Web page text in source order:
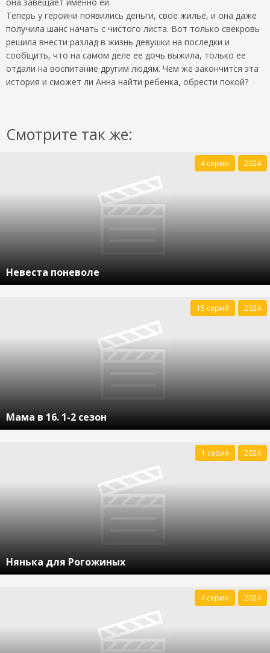
Теперь у героини появились деньги, свое жилье, и она даже
получила шанс начать с чистого листа. Вот только свекровь
решила внести разлад в жизнь девушки на последки и
сообщить, что на самом деле ее дочь выжила, только ее
отдали на воспитание другим людям. Чем же закончится эта
история и сможет ли Анна найти ребенка, обрести покой?
Смотрите так же:
Невеста поневоле
4 серии 2024
Мама в 16. 1-2 сезон
15 серий 2024
Нянька для Рогожиных
1 серия 2024
4 серии 2024